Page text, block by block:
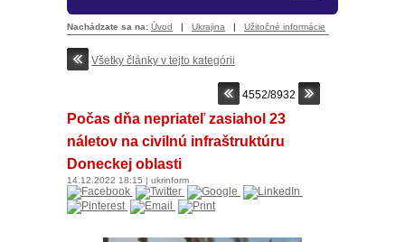
Nachádzate sa na: Úvod | Ukrajina | Užitočné informácie
Všetky články v tejto kategórii
4552/8932
Počas dňa nepriateľ zasiahol 23
náletov na civilnú infraštruktúru
Doneckej oblasti
14.12.2022 18:15 | ukrinform